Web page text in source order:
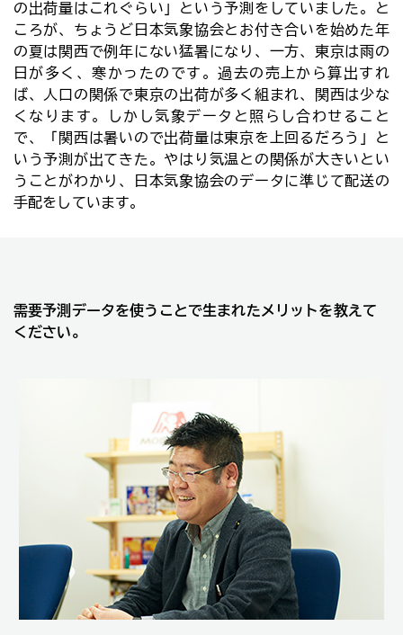
の出荷量はこれぐらい」という予測をしていました。と
ころが、ちょうど日本気象協会とお付き合いを始めた年
の夏は関西で例年にない猛暑になり、一方、東京は雨の
日が多く、寒かったのです。過去の売上から算出すれ
ば、人口の関係で東京の出荷が多く組まれ、関西は少な
くなります。しかし気象データと照らし合わせること
で、「関西は暑いので出荷量は東京を上回るだろう」と
いう予測が出てきた。やはり気温との関係が大きいとい
うことがわかり、日本気象協会のデータに準じて配送の
手配をしています。
需要予測データを使うことで生まれたメリットを教えて
ください。